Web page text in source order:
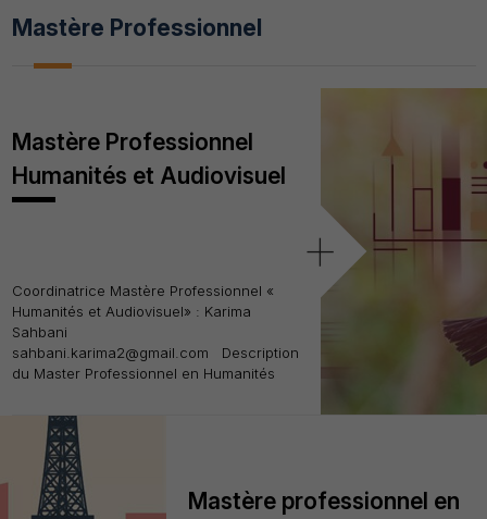
Mastère Professionnel
Mastère Professionnel
Humanités et Audiovisuel
Coordinatrice Mastère Professionnel «
Humanités et Audiovisuel» : Karima
Sahbani
sahbani.karima2@gmail.com Description
du Master Professionnel en Humanités
+
Mastère professionnel en